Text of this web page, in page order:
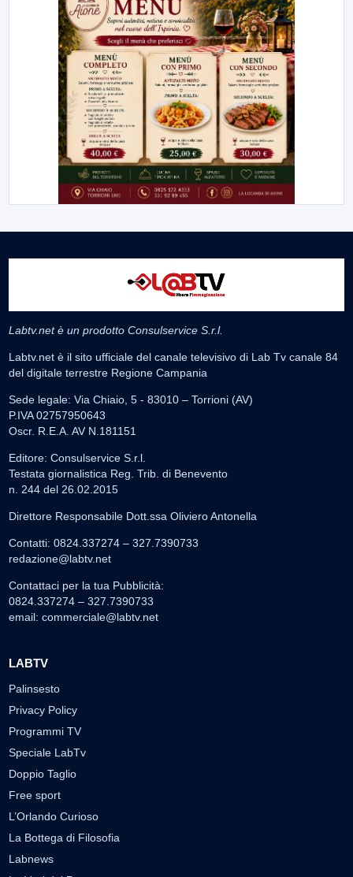
Labtv.net è un prodotto Consulservice S.r.l.
Labtv.net è il sito ufficiale del canale televisivo di Lab Tv canale 84
del digitale terrestre Regione Campania
Sede legale: Via Chiaio, 5 - 83010 – Torrioni (AV)
P.IVA 02757950643
Oscr. R.E.A. AV N.181151
Editore: Consulservice S.r.l.
Testata giornalistica Reg. Trib. di Benevento
n. 244 del 26.02.2015
Direttore Responsabile Dott.ssa Oliviero Antonella
Contatti: 0824.337274 – 327.7390733
redazione@labtv.net
Contattaci per la tua Pubblicità:
0824.337274 – 327.7390733
email: commerciale@labtv.net
LABTV
Palinsesto
Privacy Policy
Programmi TV
Speciale LabTv
Doppio Taglio
Free sport
L’Orlando Curioso
La Bottega di Filosofia
Labnews